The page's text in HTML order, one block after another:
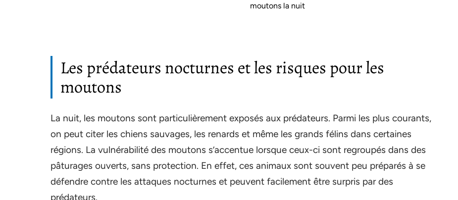
moutons la nuit
Les prédateurs nocturnes et les risques pour les
moutons
La nuit, les moutons sont particulièrement exposés aux prédateurs. Parmi les plus courants,
on peut citer les chiens sauvages, les renards et même les grands félins dans certaines
régions. La vulnérabilité des moutons s’accentue lorsque ceux-ci sont regroupés dans des
pâturages ouverts, sans protection. En effet, ces animaux sont souvent peu préparés à se
défendre contre les attaques nocturnes et peuvent facilement être surpris par des
prédateurs.